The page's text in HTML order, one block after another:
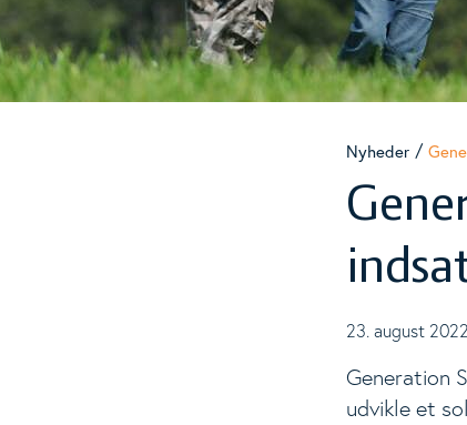
Materialer
Nyheder
23. august 2022
Generation
udvikle et